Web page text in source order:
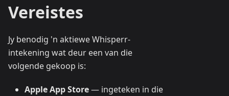
Vereistes
Jy benodig 'n aktiewe Whisperr-
intekening wat deur een van die
volgende gekoop is:
Apple App Store— ingeteken in die